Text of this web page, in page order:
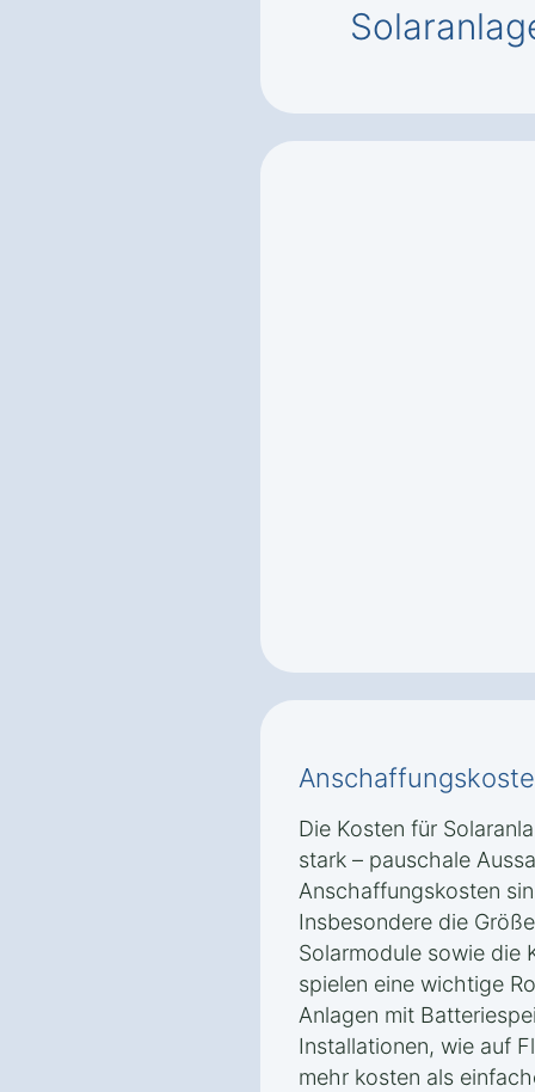
Die Kosten für
stark – pauschale
Anschaffungskosten
Insbesondere die
Solarmodule sowie die
spielen eine wichtige
Anlagen mit
Installationen, wie auf
mehr kosten als